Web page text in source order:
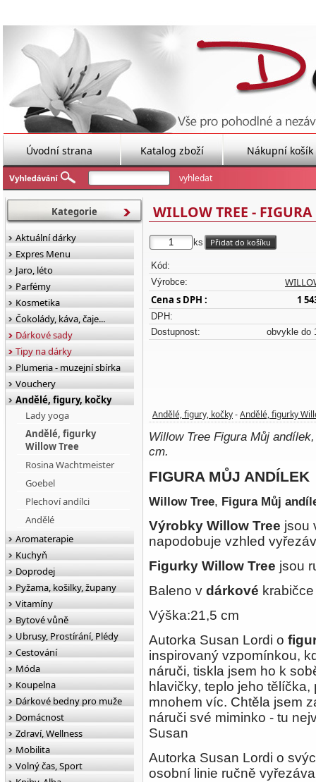
Úvodní strana Katalog zboží Nákupní košík
WILLOW TREE -
ks
Kód:
Výrobce:
Cena s DPH :
1
DPH:
Dostupnost:
obvykle do
Andělé, figury, kočky - Andělé, figurky
Willow Tree Figura Můj
cm.
FIGURA MŮJ ANDÍLEK
Willow Tree, Figura Můj
Výrobky Willow Tree jsou
napodobuje vzhled
Figurky Willow Tree jsou
Baleno v dárkové
Výška:21,5 cm
Autorka Susan Lordi o
inspirovaný vzpomínkou,
náruči, tiskla jsem ho k
hlavičky, teplo jeho
mnohem víc. Chtěla jsem
náruči své miminko - tu
Susan
Autorka Susan Lordi o
osobní linie ručně
Kategorie
Aktuální dárky
Expres Menu
Jaro, léto
Parfémy
Kosmetika
Čokolády, káva, čaje...
Dárkové sady
Tipy na dárky
Plumeria - muzejní sbírka
Vouchery
Andělé, figury, kočky
Lady yoga
Andělé, figurky
Willow Tree
Rosina Wachtmeister
Goebel
Plechoví andílci
Andělé
Aromaterapie
Kuchyň
Doprodej
Pyžama, košilky, župany
Vitamíny
Bytové vůně
Ubrusy, Prostírání, Plédy
Cestování
Móda
Koupelna
Dárkové bedny pro muže
Domácnost
Zdraví, Wellness
Mobilita
Volný čas, Sport